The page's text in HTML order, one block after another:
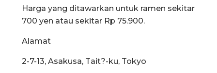
Harga yang ditawarkan untuk ramen sekitar
700 yen atau sekitar Rp 75.900.
Alamat
2-7-13, Asakusa, Tait?-ku, Tokyo